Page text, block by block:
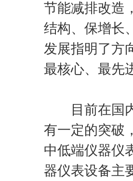
节能减排改造
结构、保增长
发展指明了方
最核心、最先
目前在国内
有一定的突破
中低端仪器仪
器仪表设备主